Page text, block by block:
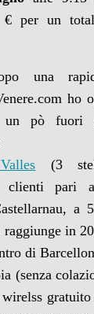
€ per un
una
ho
un pò fuori
(3
clienti pari
a
raggiunge in
di
(senza